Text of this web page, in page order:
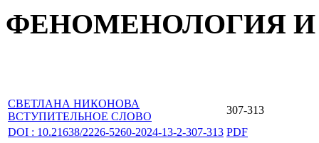
ФЕНОМЕНОЛОГИЯ И
СВЕТЛАНА НИКОНОВА
ВСТУПИТЕЛЬНОЕ СЛОВО
307-313
DOI : 10.21638/2226-5260-2024-13-2-307-313 PDF